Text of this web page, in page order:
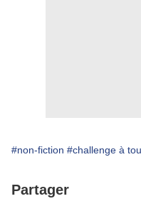
#non-fiction #challenge à
Partager